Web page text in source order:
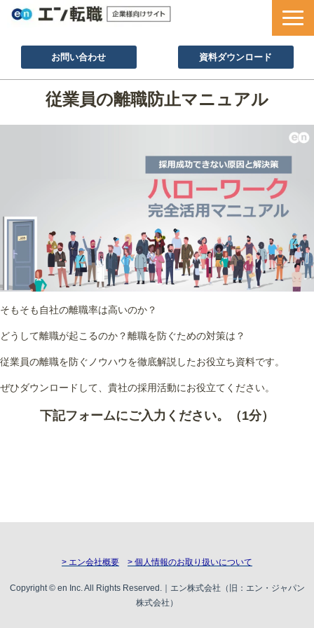
お問い合わせ 資料ダウンロード
サービス一覧
セミナー情報
お役立ち資料
従業員の離職防止マニュアル
そもそも自社の離職率は高いのか？
どうして離職が起こるのか？離職を防ぐための対策は？
従業員の離職を防ぐノウハウを徹底解説したお役立ち資料です。
ぜひダウンロードして、貴社の採用活動にお役立てください。
下記フォームにご入力ください。（1分）
> エン会社概要 > 個人情報のお取り扱いについて
Copyright © en Inc. All Rights Reserved.｜エン株式会社（旧：エン・ジャパン
株式会社）